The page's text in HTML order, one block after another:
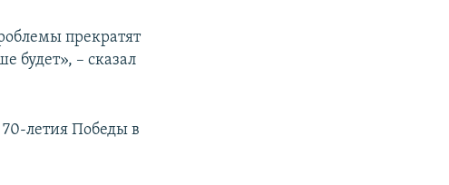
прекратят
будет», – сказал
летия Победы в